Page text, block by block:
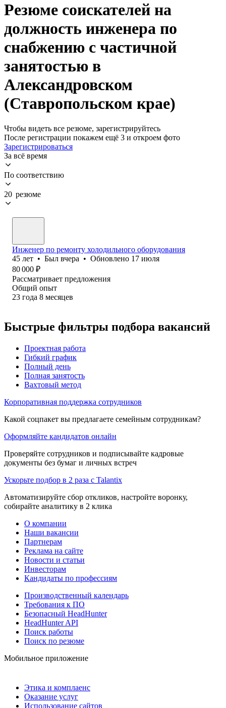
Резюме соискателей на
должность инженера по
снабжению с частичной
занятостью в
Александровском
(Ставропольском крае)
Чтобы видеть все резюме, зарегистрируйтесь
После регистрации покажем ещё 3 и откроем фото
Зарегистрироваться
За всё время
По соответствию
20 резюме
Инженер по ремонту холодильного оборудования
45 лет • Был вчера • Обновлено 17 июля
80 000 ₽
Рассматривает предложения
Общий опыт
23 года 8 месяцев
Быстрые фильтры подбора вакансий
Проектная работа
Гибкий график
Полный день
Полная занятость
Вахтовый метод
Корпоративная поддержка сотрудников
Какой соцпакет вы предлагаете семейным сотрудникам?
Оформляйте кандидатов онлайн
Проверяйте сотрудников и подписывайте кадровые
документы без бумаг и личных встреч
Ускорьте подбор в 2 раза с Talantix
Автоматизируйте сбор откликов, настройте воронку,
собирайте аналитику в 2 клика
О компании
Наши вакансии
Партнерам
Реклама на сайте
Новости и статьи
Инвесторам
Кандидаты по профессиям
Производственный календарь
Требования к ПО
Безопасный HeadHunter
HeadHunter API
Поиск работы
Поиск по резюме
Мобильное приложение
Этика и комплаенс
Оказание услуг
Использование сайтов